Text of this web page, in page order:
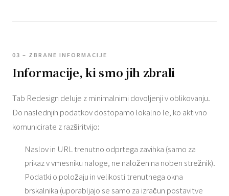
03 – ZBRANE INFORMACIJE
Informacije, ki smo jih zbrali
Tab Redesign deluje z minimalnimi dovoljenji v oblikovanju.
Do naslednjih podatkov dostopamo lokalno le, ko aktivno
komunicirate z razširitvijo:
Naslov in URL trenutno odprtega zavihka (samo za
prikaz v vmesniku naloge, ne naložen na noben strežnik).
Podatki o položaju in velikosti trenutnega okna
brskalnika (uporabljajo se samo za izračun postavitve